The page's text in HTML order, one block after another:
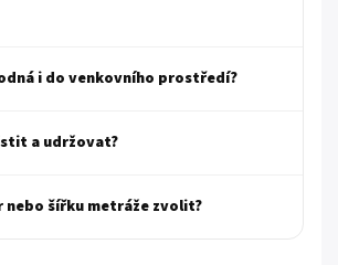
i do venkovního prostředí?
a udržovat?
nebo šířku metráže zvolit?